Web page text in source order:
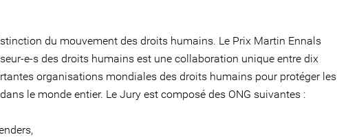
du mouvement des droits humains. Le Prix Martin Ennals
e-s des droits humains est une collaboration unique entre dix
organisations mondiales des droits humains pour protéger les
le monde entier. Le Jury est composé des ONG suivantes :